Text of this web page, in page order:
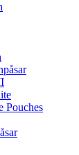
Pouches